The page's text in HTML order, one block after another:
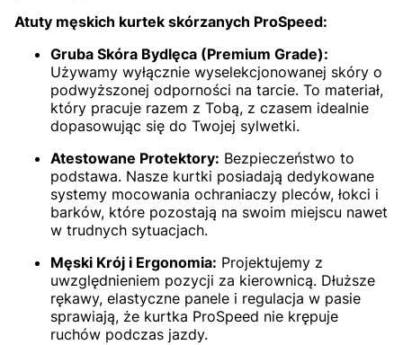
Atuty męskich kurtek skórzanych ProSpeed:
Gruba Skóra Bydlęca (Premium Grade):
Używamy wyłącznie wyselekcjonowanej skóry o
podwyższonej odporności na tarcie. To materiał,
który pracuje razem z Tobą, z czasem idealnie
dopasowując się do Twojej sylwetki.
Atestowane Protektory: Bezpieczeństwo to
podstawa. Nasze kurtki posiadają dedykowane
systemy mocowania ochraniaczy pleców, łokci i
barków, które pozostają na swoim miejscu nawet
w trudnych sytuacjach.
Męski Krój i Ergonomia: Projektujemy z
uwzględnieniem pozycji za kierownicą. Dłuższe
rękawy, elastyczne panele i regulacja w pasie
sprawiają, że kurtka ProSpeed nie krępuje
ruchów podczas jazdy.